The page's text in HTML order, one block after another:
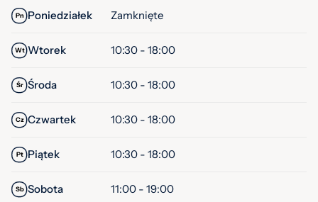
Pn Poniedziałek Zamknięte
Wt Wtorek 10:30 - 18:00
Śr Środa 10:30 - 18:00
Cz Czwartek 10:30 - 18:00
Pt Piątek 10:30 - 18:00
Sb Sobota 11:00 - 19:00